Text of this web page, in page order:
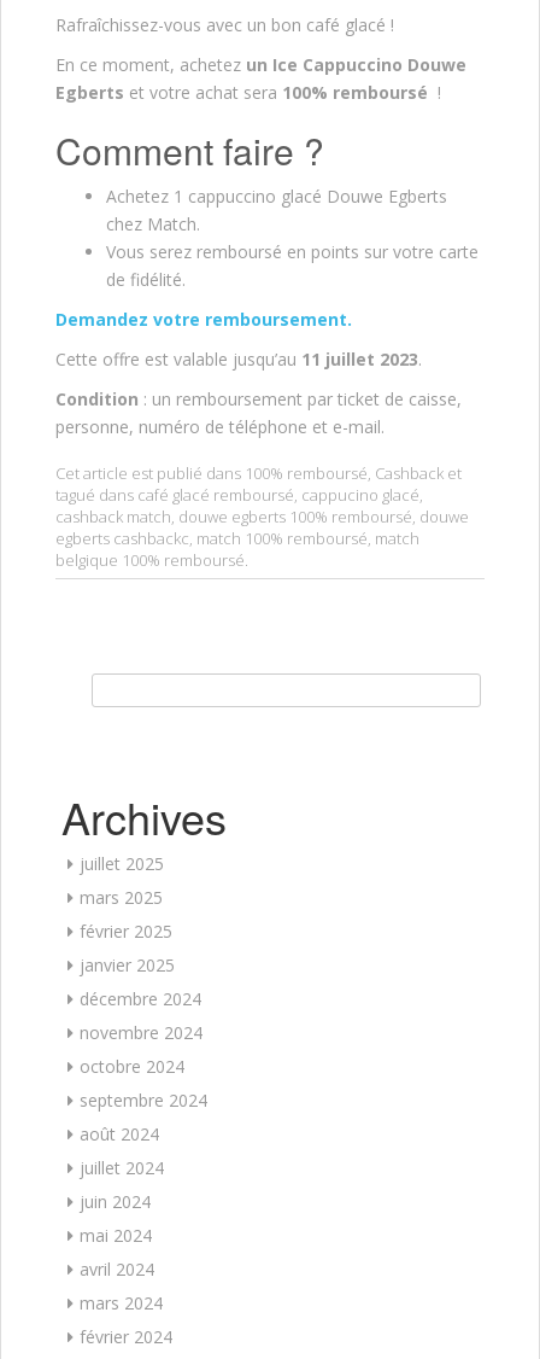
Rafraîchissez-vous avec un bon café glacé !
En ce moment, achetez un Ice Cappuccino Douwe
Egberts et votre achat sera 100% remboursé !
Comment faire ?
Achetez 1 cappuccino glacé Douwe Egberts
chez Match.
Vous serez remboursé en points sur votre carte
de fidélité.
Demandez votre remboursement.
Cette offre est valable jusqu’au 11 juillet 2023.
Condition : un remboursement par ticket de caisse,
personne, numéro de téléphone et e-mail.
Cet article est publié dans 100% remboursé, Cashback et
tagué dans café glacé remboursé, cappucino glacé,
cashback match, douwe egberts 100% remboursé, douwe
egberts cashbackc, match 100% remboursé, match
belgique 100% remboursé.
Archives
juillet 2025
mars 2025
février 2025
janvier 2025
décembre 2024
novembre 2024
octobre 2024
septembre 2024
août 2024
juillet 2024
juin 2024
mai 2024
avril 2024
mars 2024
février 2024